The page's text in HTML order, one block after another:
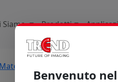
Siamo Prodotti
Materiale Marketing
Benvenuto